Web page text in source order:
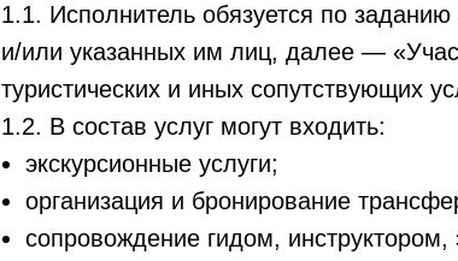
1.1. Исполнитель обязуется по заданию
и/или указанных им лиц, далее —
туристических и иных сопутствующих
1.2. В состав услуг могут входить:
экскурсионные услуги;
организация и бронирование
сопровождение гидом, инструктором,